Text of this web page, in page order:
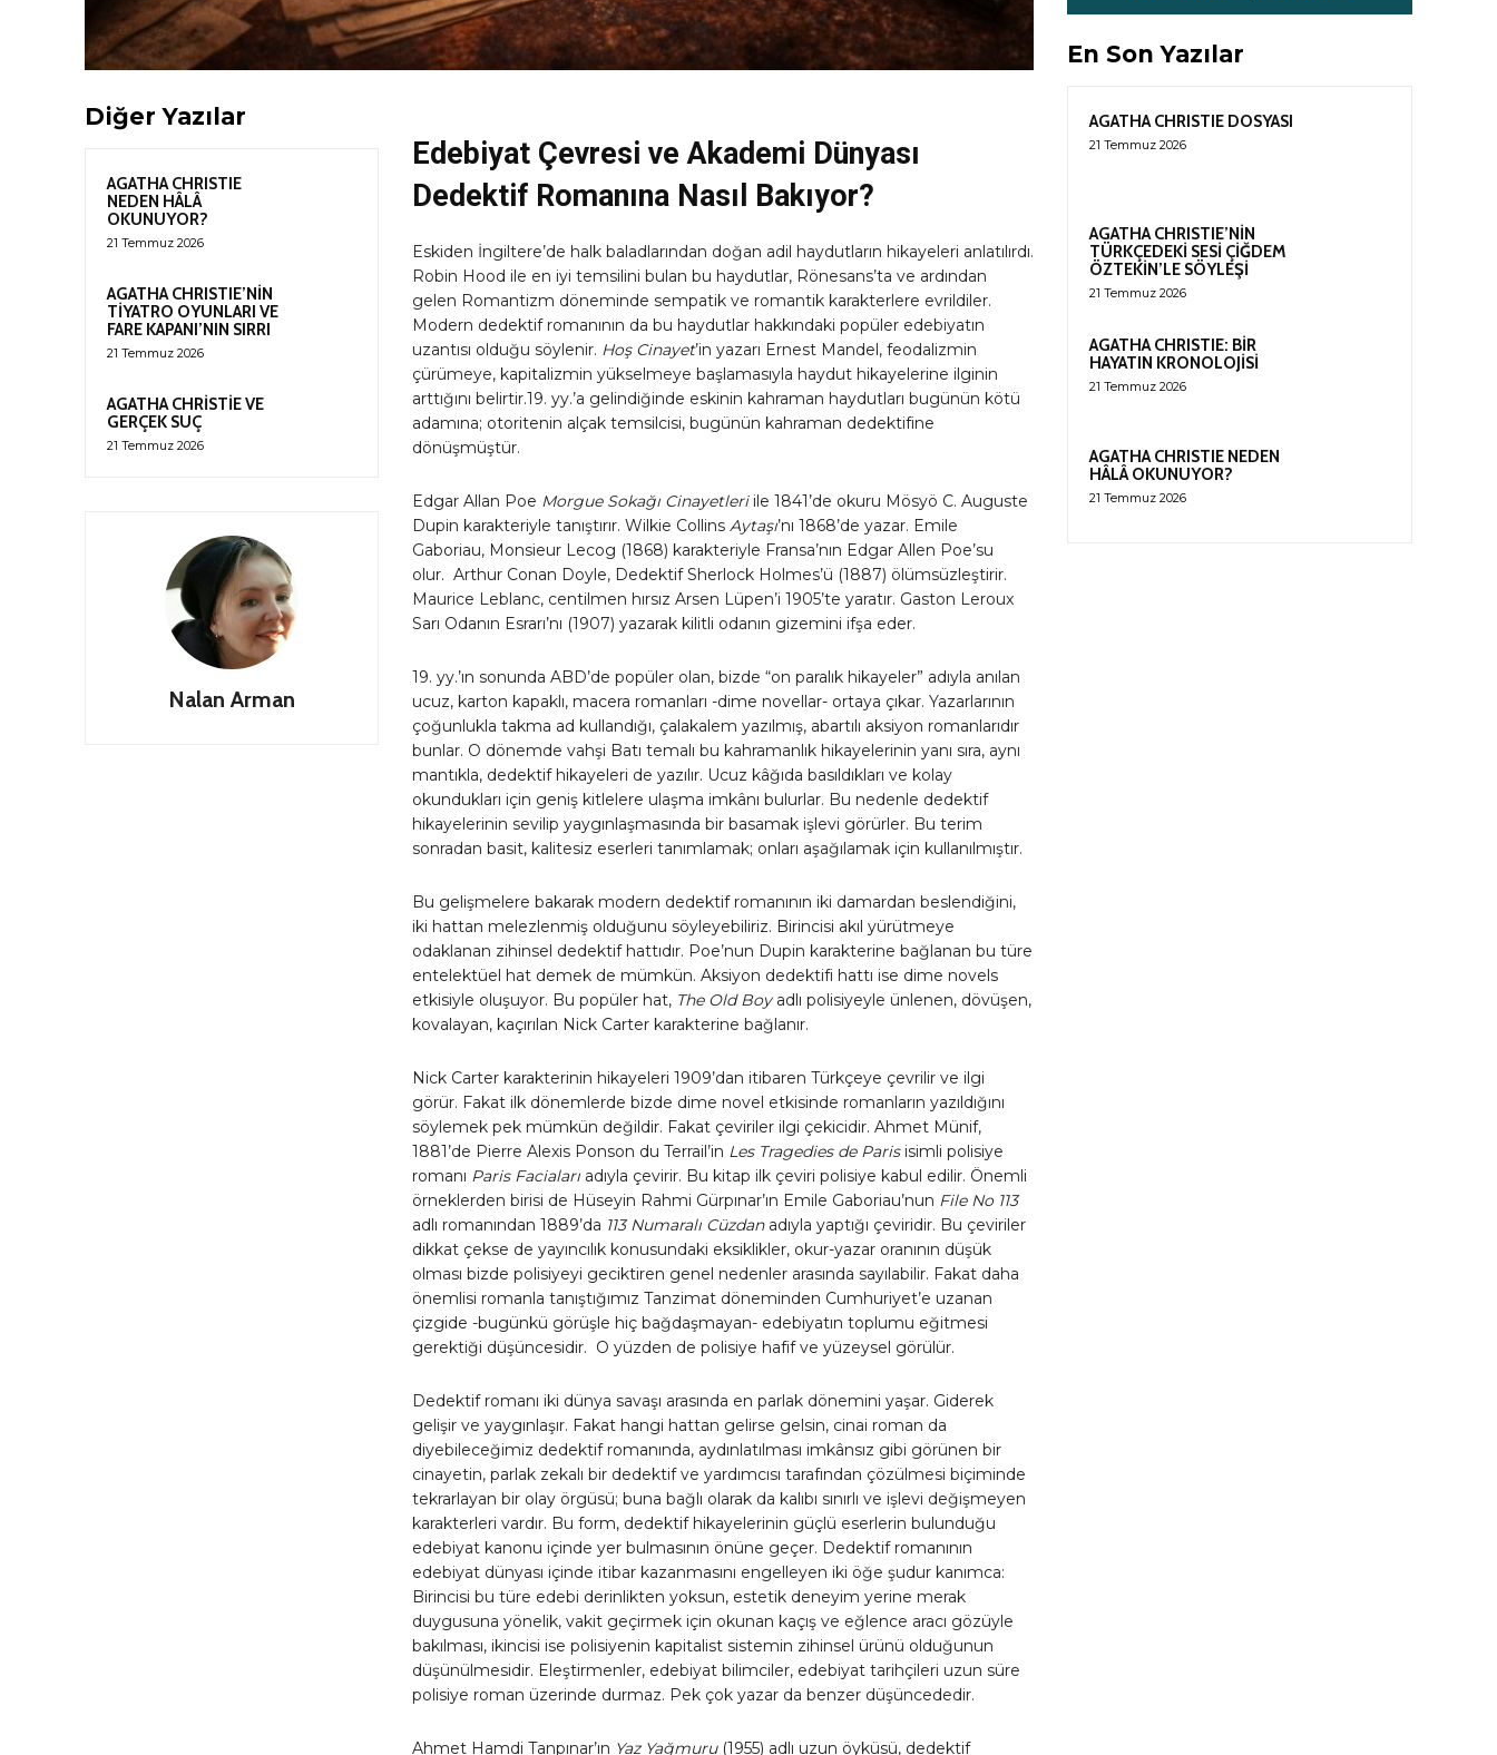
Diğer Yazılar
AGATHA CHRISTIE
NEDEN HÂLÂ
OKUNUYOR?
21 Temmuz 2026
AGATHA CHRISTIE’NİN
TİYATRO OYUNLARI VE
FARE KAPANI’NIN SIRRI
21 Temmuz 2026
AGATHA CHRİSTİE VE
GERÇEK SUÇ
21 Temmuz 2026
Nalan Arman
Edebiyat Çevresi ve Akademi Dünyası
Dedektif Romanına Nasıl Bakıyor?
Eskiden İngiltere’de halk baladlarından doğan adil haydutların hikayeleri anlatılırdı.
Robin Hood ile en iyi temsilini bulan bu haydutlar, Rönesans’ta ve ardından
gelen Romantizm döneminde sempatik ve romantik karakterlere evrildiler.
Modern dedektif romanının da bu haydutlar hakkındaki popüler edebiyatın
uzantısı olduğu söylenir. Hoş Cinayet’in yazarı Ernest Mandel, feodalizmin
çürümeye, kapitalizmin yükselmeye başlamasıyla haydut hikayelerine ilginin
arttığını belirtir.19. yy.’a gelindiğinde eskinin kahraman haydutları bugünün kötü
adamına; otoritenin alçak temsilcisi, bugünün kahraman dedektifine
dönüşmüştür.
Edgar Allan Poe Morgue Sokağı Cinayetleriile 1841’de okuru Mösyö C. Auguste
Dupin karakteriyle tanıştırır. Wilkie Collins Aytaşı’nı 1868’de yazar. Emile
Gaboriau, Monsieur Lecog (1868) karakteriyle Fransa’nın Edgar Allen Poe’su
olur. Arthur Conan Doyle, Dedektif Sherlock Holmes’ü (1887) ölümsüzleştirir.
Maurice Leblanc, centilmen hırsız Arsen Lüpen’i 1905’te yaratır. Gaston Leroux
Sarı Odanın Esrarı’nı (1907) yazarak kilitli odanın gizemini ifşa eder.
19. yy.’ın sonunda ABD’de popüler olan, bizde “on paralık hikayeler” adıyla anılan
ucuz, karton kapaklı, macera romanları -dime novellar- ortaya çıkar. Yazarlarının
çoğunlukla takma ad kullandığı, çalakalem yazılmış, abartılı aksiyon romanlarıdır
bunlar. O dönemde vahşi Batı temalı bu kahramanlık hikayelerinin yanı sıra, aynı
mantıkla, dedektif hikayeleri de yazılır. Ucuz kâğıda basıldıkları ve kolay
okundukları için geniş kitlelere ulaşma imkânı bulurlar. Bu nedenle dedektif
hikayelerinin sevilip yaygınlaşmasında bir basamak işlevi görürler. Bu terim
sonradan basit, kalitesiz eserleri tanımlamak; onları aşağılamak için kullanılmıştır.
Bu gelişmelere bakarak modern dedektif romanının iki damardan beslendiğini,
iki hattan melezlenmiş olduğunu söyleyebiliriz. Birincisi akıl yürütmeye
odaklanan zihinsel dedektif hattıdır. Poe’nun Dupin karakterine bağlanan bu türe
entelektüel hat demek de mümkün. Aksiyon dedektifi hattı ise dime novels
etkisiyle oluşuyor. Bu popüler hat, The Old Boyadlı polisiyeyle ünlenen, dövüşen,
kovalayan, kaçırılan Nick Carter karakterine bağlanır.
Nick Carter karakterinin hikayeleri 1909’dan itibaren Türkçeye çevrilir ve ilgi
görür. Fakat ilk dönemlerde bizde dime novel etkisinde romanların yazıldığını
söylemek pek mümkün değildir. Fakat çeviriler ilgi çekicidir. Ahmet Münif,
1881’de Pierre Alexis Ponson du Terrail’in Les Tragedies de Paris isimli polisiye
romanı Paris Facialarıadıyla çevirir. Bu kitap ilk çeviri polisiye kabul edilir. Önemli
örneklerden birisi de Hüseyin Rahmi Gürpınar’ın Emile Gaboriau’nun File No 113
adlı romanından 1889’da 113 Numaralı Cüzdanadıyla yaptığı çeviridir. Bu çeviriler
dikkat çekse de yayıncılık konusundaki eksiklikler, okur-yazar oranının düşük
olması bizde polisiyeyi geciktiren genel nedenler arasında sayılabilir. Fakat daha
önemlisi romanla tanıştığımız Tanzimat döneminden Cumhuriyet’e uzanan
çizgide -bugünkü görüşle hiç bağdaşmayan- edebiyatın toplumu eğitmesi
gerektiği düşüncesidir. O yüzden de polisiye hafif ve yüzeysel görülür.
Dedektif romanı iki dünya savaşı arasında en parlak dönemini yaşar. Giderek
gelişir ve yaygınlaşır. Fakat hangi hattan gelirse gelsin, cinai roman da
diyebileceğimiz dedektif romanında, aydınlatılması imkânsız gibi görünen bir
cinayetin, parlak zekalı bir dedektif ve yardımcısı tarafından çözülmesi biçiminde
tekrarlayan bir olay örgüsü; buna bağlı olarak da kalıbı sınırlı ve işlevi değişmeyen
karakterleri vardır. Bu form, dedektif hikayelerinin güçlü eserlerin bulunduğu
edebiyat kanonu içinde yer bulmasının önüne geçer. Dedektif romanının
edebiyat dünyası içinde itibar kazanmasını engelleyen iki öğe şudur kanımca:
Birincisi bu türe edebi derinlikten yoksun, estetik deneyim yerine merak
duygusuna yönelik, vakit geçirmek için okunan kaçış ve eğlence aracı gözüyle
bakılması, ikincisi ise polisiyenin kapitalist sistemin zihinsel ürünü olduğunun
düşünülmesidir. Eleştirmenler, edebiyat bilimciler, edebiyat tarihçileri uzun süre
polisiye roman üzerinde durmaz. Pek çok yazar da benzer düşüncededir.
Ahmet Hamdi Tanpınar’ın Yaz Yağmuru(1955) adlı uzun öyküsü, dedektif
En Son Yazılar
AGATHA CHRISTIE DOSYASI
21 Temmuz 2026
AGATHA CHRISTIE’NİN
TÜRKÇEDEKİ SESİ ÇİĞDEM
ÖZTEKİN’LE SÖYLEŞİ
21 Temmuz 2026
AGATHA CHRISTIE: BİR
HAYATIN KRONOLOJİSİ
21 Temmuz 2026
AGATHA CHRISTIE NEDEN
HÂLÂ OKUNUYOR?
21 Temmuz 2026